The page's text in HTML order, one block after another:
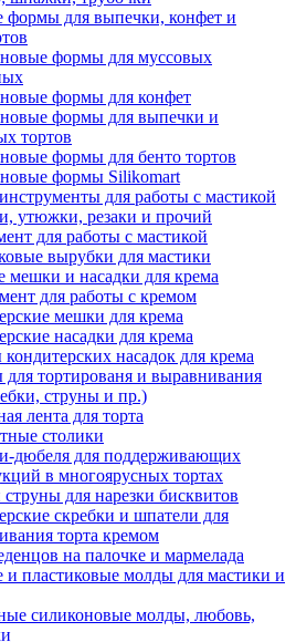
формы для выпечки, конфет и
формы для муссовых
формы для конфет
формы для выпечки и
тортов
формы для бенто тортов
формы Silikomart
для работы с мастикой
утюжки, резаки и прочий
для работы с мастикой
вырубки для мастики
мешки и насадки для крема
для работы с кремом
мешки для крема
насадки для крема
насадок для крема
тортированя и выравнивания
струны и пр.)
лента для торта
столики
дюбеля для поддерживающих
в многоярусных тортах
для нарезки бисквитов
скребки и шпатели для
торта кремом
на палочке и мармелада
пластиковые молды для мастики и
силиконовые молды, любовь,